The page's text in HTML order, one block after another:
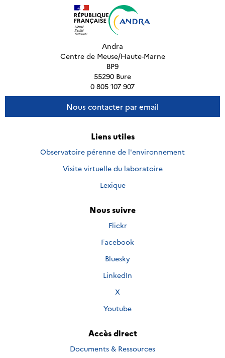
Andra
Centre de Meuse/Haute-Marne
BP9
55290 Bure
0 805 107 907
Nous contacter par email
Liens utiles
Observatoire pérenne de l'environnement
Visite virtuelle du laboratoire
Lexique
Nous suivre
Nous
sur
Flickr
Nous
sur
Facebook
Nous
sur
Bluesky
Nous
LinkedIn
Nous
sur
X
Nous
sur
Youtube
Accès direct
Documents & Ressources